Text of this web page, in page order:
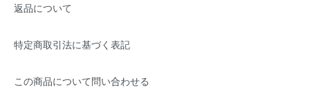
返品について
特定商取引法に基づく表記
この商品について問い合わせる